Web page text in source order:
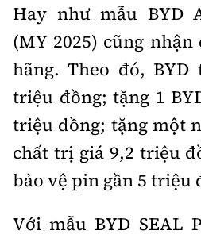
Hay như mẫu BYD
(MY 2025) cũng
hãng. Theo đó,
triệu đồng; tặng 1
triệu đồng; tặng một
chất trị giá 9,2 triệu
bảo vệ pin gần 5 triệu
Với mẫu BYD SEAL